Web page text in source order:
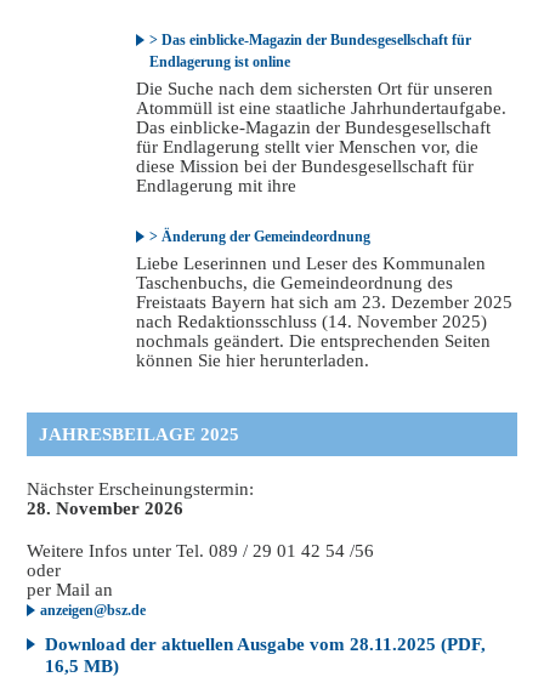
> Das einblicke-Magazin der Bundesgesellschaft für
Endlagerung ist online
Die Suche nach dem sichersten Ort für unseren
Atommüll ist eine staatliche Jahrhundertaufgabe.
Das einblicke-Magazin der Bundesgesellschaft
für Endlagerung stellt vier Menschen vor, die
diese Mission bei der Bundesgesellschaft für
Endlagerung mit ihre
> Änderung der Gemeindeordnung
Liebe Leserinnen und Leser des Kommunalen
Taschenbuchs, die Gemeindeordnung des
Freistaats Bayern hat sich am 23. Dezember 2025
nach Redaktionsschluss (14. November 2025)
nochmals geändert. Die entsprechenden Seiten
können Sie hier herunterladen.
JAHRESBEILAGE 2025
Nächster Erscheinungstermin:
28. November 2026
Weitere Infos unter Tel. 089 / 29 01 42 54 /56
oder
per Mail an
anzeigen@bsz.de
Download der aktuellen Ausgabe vom 28.11.2025 (PDF,
16,5 MB)